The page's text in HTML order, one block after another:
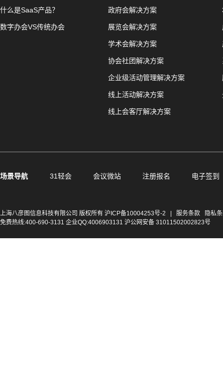
什么是SaaS产品？
数字办会VS传统办会
政府会解决方案
展览会解决方案
学术会解决方案
协会社团解决方案
企业级活动管理解决方案
线上活动解决方案
线上会客厅解决方案
场景导航 31轻会 会议微站 注册报名 电子签到
上海八彦图信息科技有限公司 版权所有 沪ICP备10004253号-2 服务条款
隐私
免费热线:400-690-3131 企业QQ:4006903131 沪公网安备 31011502002823号